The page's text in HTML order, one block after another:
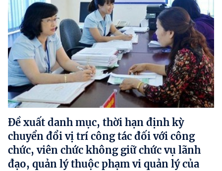
Đề xuất danh mục, thời hạn định kỳ
chuyển đổi vị trí công tác đối với công
chức, viên chức không giữ chức vụ lãnh
đạo, quản lý thuộc phạm vi quản lý của